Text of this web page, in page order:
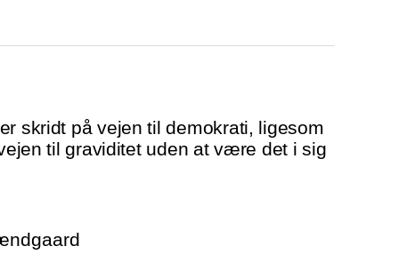
skridt på vejen til demokrati, ligesom
til graviditet uden at være det i sig